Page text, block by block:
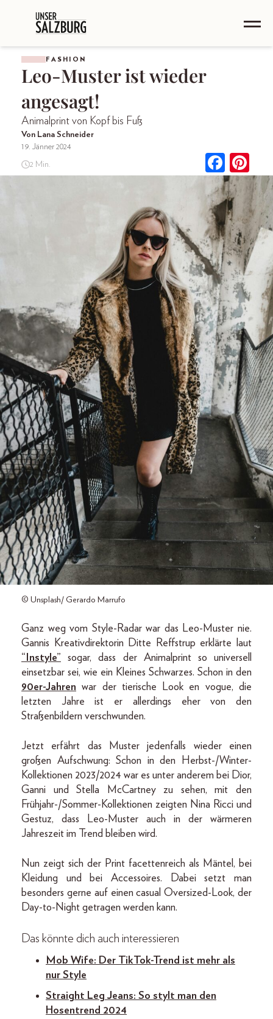
FASHION
Leo-Muster ist wieder
angesagt!
Animalprint von Kopf bis Fuß
Von Lana Schneider
19. Jänner 2024
2 Min.
© Unsplash/ Gerardo Marrufo
Ganz weg vom Style-Radar war das Leo-Muster nie.
Gannis Kreativdirektorin Ditte Reffstrup erklärte laut
“Instyle” sogar, dass der Animalprint so universell
einsetzbar sei, wie ein Kleines Schwarzes. Schon in den
90er-Jahren war der tierische Look en vogue, die
letzten Jahre ist er allerdings eher von den
Straßenbildern verschwunden.
Jetzt erfährt das Muster jedenfalls wieder einen
großen Aufschwung: Schon in den Herbst-/Winter-
Kollektionen 2023/2024 war es unter anderem bei Dior,
Ganni und Stella McCartney zu sehen, mit den
Frühjahr-/Sommer-Kollektionen zeigten Nina Ricci und
Gestuz, dass Leo-Muster auch in der wärmeren
Jahreszeit im Trend bleiben wird.
Nun zeigt sich der Print facettenreich als Mäntel, bei
Kleidung und bei Accessoires. Dabei setzt man
besonders gerne auf einen casual Oversized-Look, der
Day-to-Night getragen werden kann.
Das könnte dich auch interessieren
Mob Wife: Der TikTok-Trend ist mehr als
nur Style
Straight Leg Jeans: So stylt man den
Hosentrend 2024